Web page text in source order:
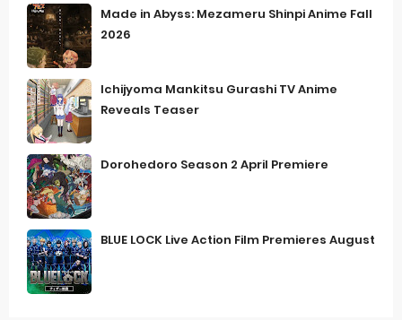
Made in Abyss: Mezameru Shinpi Anime Fall
2026
Ichijyoma Mankitsu Gurashi TV Anime
Reveals Teaser
Dorohedoro Season 2 April Premiere
BLUE LOCK Live Action Film Premieres August